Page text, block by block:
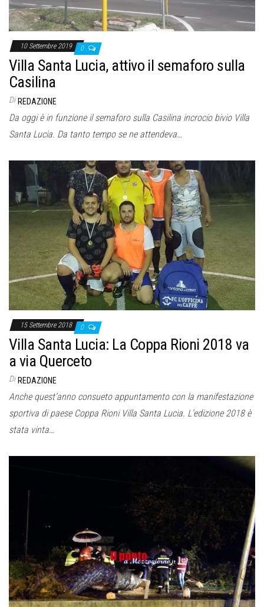
10 Settembre 2019 0
Villa Santa Lucia, attivo il semaforo sulla
Casilina
Di REDAZIONE
Da oggi è in funzione il semaforo sulla Casilina incrocio bivio Villa
Santa Lucia. Da tanto tempo se ne attendeva…
15 Settembre 2018 0
Villa Santa Lucia: La Coppa Rioni 2018 va
a via Querceto
Di REDAZIONE
Anche quest’anno consueto appuntamento con la manifestazione
sportiva di paese Coppa Rioni Villa Santa Lucia. L’edizione 2018 è
stata vinta…